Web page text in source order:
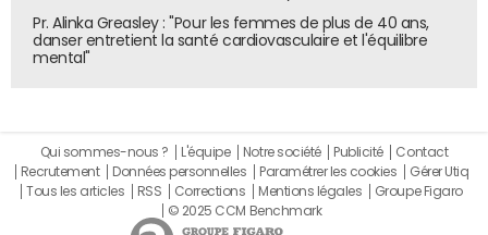
Pr. Alinka Greasley : "Pour les femmes de plus de 40 ans,
danser entretient la santé cardiovasculaire et l'équilibre
mental"
Qui sommes-nous ? L'équipe Notre société Publicité
Contact
Recrutement
Données personnelles Paramétrer les cookies
Gérer Utiq
Tous les articles
RSS Corrections Mentions légales
Groupe Figaro
© 2025 CCM Benchmark